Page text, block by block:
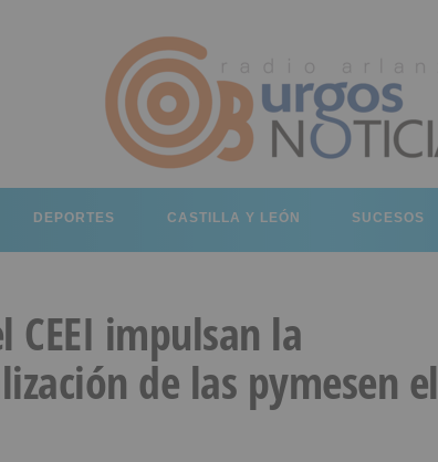
DEPORTES CASTILLA Y LEÓN SUCESOS
CEEI impulsan la
de las pymesen el